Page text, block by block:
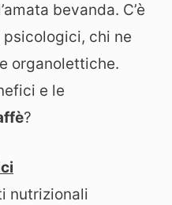
bevanda. C’è
chi ne
organolettiche.
e le
?
nutrizionali